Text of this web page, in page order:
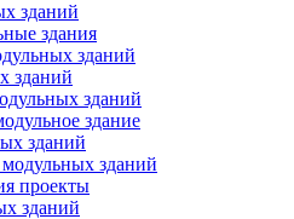
зданий
здания
зданий
зданий
зданий
здание
зданий
зданий
проекты
зданий